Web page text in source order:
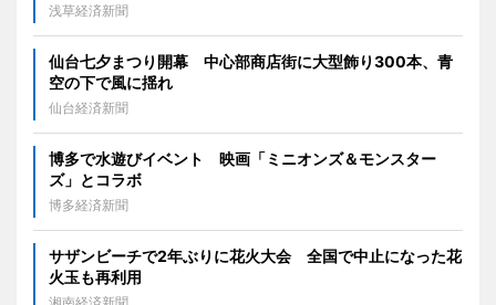
浅草経済新聞
仙台七夕まつり開幕 中心部商店街に大型飾り300本、青
空の下で風に揺れ
仙台経済新聞
博多で水遊びイベント 映画「ミニオンズ＆モンスター
ズ」とコラボ
博多経済新聞
サザンビーチで2年ぶりに花火大会 全国で中止になった花
火玉も再利用
湘南経済新聞